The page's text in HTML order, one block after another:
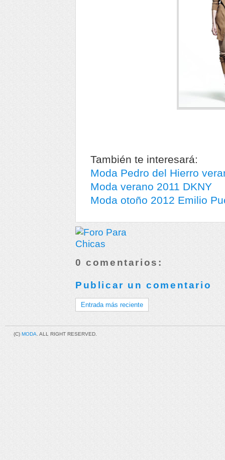
También te interesará:
Moda Pedro del Hierro
Moda verano 2011 DKNY
Moda otoño 2012 Emilio
0 comentarios:
Publicar un comentario
Entrada más reciente
(C) MODA . ALL RIGHT RESERVED.